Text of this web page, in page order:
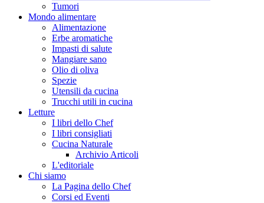
Tumori
Mondo alimentare
Alimentazione
Erbe aromatiche
Impasti di salute
Mangiare sano
Olio di oliva
Spezie
Utensili da cucina
Trucchi utili in cucina
Letture
I libri dello Chef
I libri consigliati
Cucina Naturale
Archivio Articoli
L'editoriale
Chi siamo
La Pagina dello Chef
Corsi ed Eventi